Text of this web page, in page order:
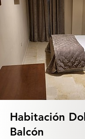
Habitación
Balcón